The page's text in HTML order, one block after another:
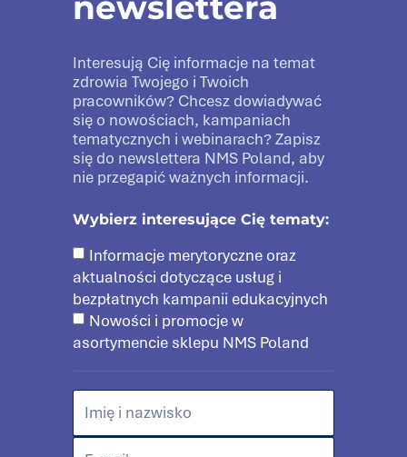
Interesują Cię informacje na temat
zdrowia Twojego i Twoich
pracowników? Chcesz dowiadywać
się o nowościach, kampaniach
tematycznych i webinarach? Zapisz
się do newslettera NMS Poland, aby
nie przegapić ważnych informacji.
Wybierz interesujące Cię tematy:
Informacje merytoryczne oraz
aktualności dotyczące usług i
bezpłatnych kampanii edukacyjnych
Nowości i promocje w
asortymencie sklepu NMS Poland